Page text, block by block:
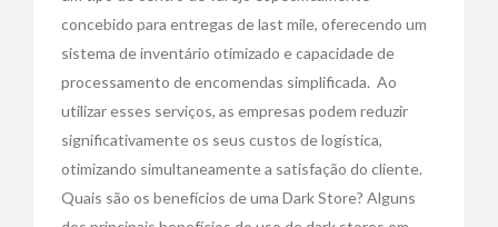
concebido para entregas de last mile, oferecendo um
sistema de inventário otimizado e capacidade de
processamento de encomendas simplificada. Ao
utilizar esses serviços, as empresas podem reduzir
significativamente os seus custos de logística,
otimizando simultaneamente a satisfação do cliente.
Quais são os benefícios de uma Dark Store? Alguns